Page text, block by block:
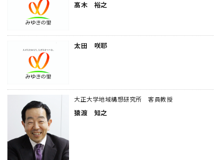
髙木 裕之
太田 咲耶
大正大学地域構想研究所 客員教授
猿渡 知之